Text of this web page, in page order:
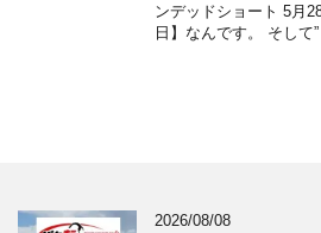
ンデッドショート 5月
日】なんです。 そして”
2026/08/08